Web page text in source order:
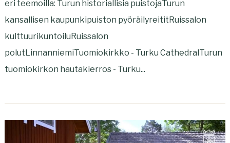
eri teemoilla: Turun historiallisia puistojaTurun
kansallisen kaupunkipuiston pyöräilyreititRuissalon
kulttuurikuntoiluRuissalon
polutLinnanniemiTuomiokirkko - Turku CathedralTurun
tuomiokirkon hautakierros - Turku...